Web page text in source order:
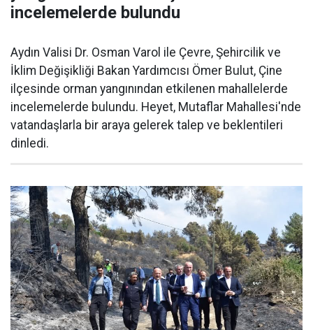
incelemelerde bulundu
Aydın Valisi Dr. Osman Varol ile Çevre, Şehircilik ve
İklim Değişikliği Bakan Yardımcısı Ömer Bulut, Çine
ilçesinde orman yangınından etkilenen mahallelerde
incelemelerde bulundu. Heyet, Mutaflar Mahallesi'nde
vatandaşlarla bir araya gelerek talep ve beklentileri
dinledi.